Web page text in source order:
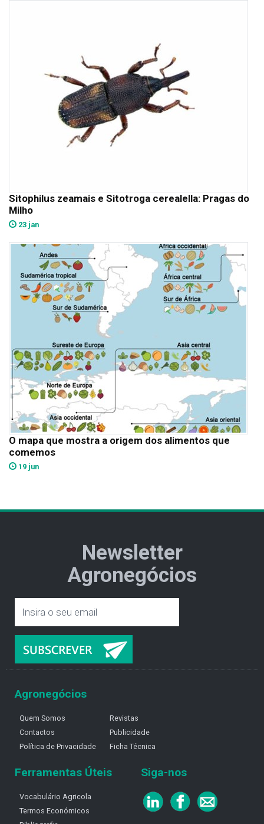
Sitophilus zeamais e Sitotroga cerealella: Pragas do
Milho
23 jan
O mapa que mostra a origem dos alimentos que
comemos
19 jun
Newsletter
Agronegócios
Agronegócios
Quem Somos
Contactos
Política de Privacidade
Revistas
Publicidade
Ficha Técnica
Ferramentas Úteis
Vocabulário Agricola
Termos Económicos
Siga-nos